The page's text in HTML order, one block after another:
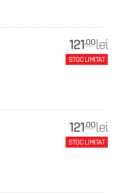
121.00 lei
STOC LIMITAT
121.00 lei
STOC LIMITAT